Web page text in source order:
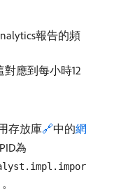
報告的頻
對應到每小時12
存放庫🔗中的網
為